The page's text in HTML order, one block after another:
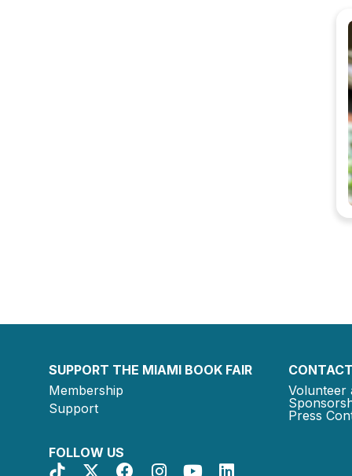
SUPPORT THE MIAMI BOOK FAIR
Membership
Support
FOLLOW US
Volunteer
Press